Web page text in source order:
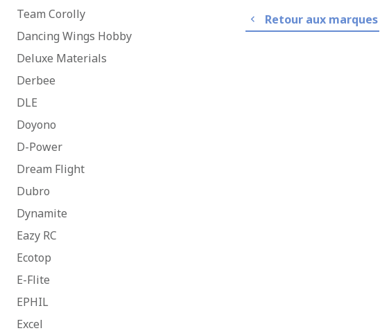
Team Corolly
Dancing Wings Hobby
Deluxe Materials
Derbee
DLE
Doyono
D-Power
Dream Flight
Dubro
Dynamite
Eazy RC
Ecotop
E-Flite
EPHIL
Excel
Retour aux marques